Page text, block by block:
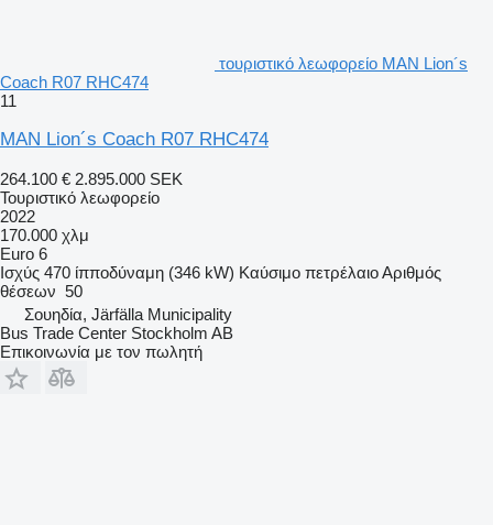
τουριστικό λεωφορείο MAN Lion´s
Coach R07 RHC474
11
MAN Lion´s Coach R07 RHC474
264.100 € 2.895.000 SEK
Τουριστικό λεωφορείο
2022
170.000 χλμ
Euro 6
Ισχύς 470 ίπποδύναμη (346 kW) Καύσιμο πετρέλαιοΑριθμός
θέσεων 50
Σουηδία, Järfälla Municipality
Bus Trade Center Stockholm AB
Επικοινωνία με τον πωλητή